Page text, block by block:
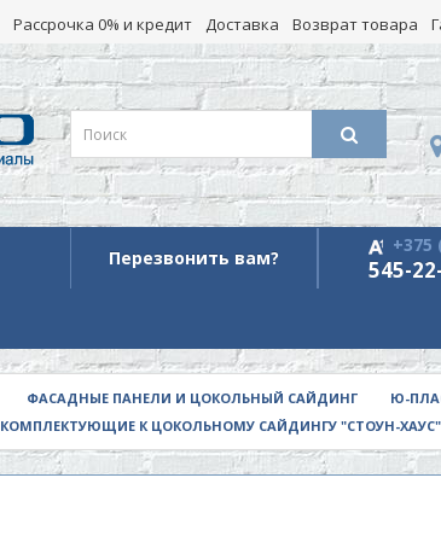
Рассрочка 0% и кредит Доставка Возврат товара
Перезвонить вам?
+375
545-
ФАСАДНЫЕ ПАНЕЛИ И ЦОКОЛЬНЫЙ САЙДИНГ
Ю-
КОМПЛЕКТУЮЩИЕ К ЦОКОЛЬНОМУ САЙДИНГУ "СТОУН-